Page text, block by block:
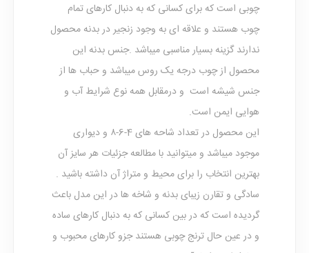
چوبی است که برای کسانی که به دنبال کارهای تمام
چوب هستند و علاقه ای به وجود زنجیر در بدنه محصول
ندارند گزینه بسیار مناسبی میباشد .جنس بدنه این
محصول از چوب درجه یک روس میباشد و حباب ها از
جنس شیشه است و درمقابل همه نوع شرایط آب و
هوایی ایمن است.
این محصول در تعداد شاحه های 4-6-۸ و دیواری
موجود میباشد و میتوانید با مطالعه جزئیات هر سایز آن
بهترین انتخاب را برای محیط و متراژ آن داشته باشید .
سادگی و تقارن زیبای بدنه و شاخه ها در این مدل باعث
گردیده است که در بین کسانی که به دنبال کارهای ساده
و در عین حال ترنج چوبی هستند جزو کارهای محبوب و